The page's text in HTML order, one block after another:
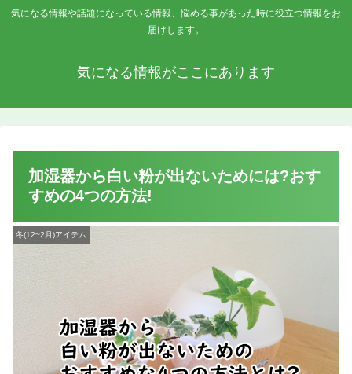
気になる情報や話題になっている情報、悩める事があった時に役立つ情報をお
届けします。
気になる情報がここにあります
加湿器から白い粉が出ないためには?おす
すめの4つの方法!
冬(12~2月)アイテム